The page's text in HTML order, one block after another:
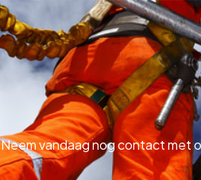
Neem vandaag nog contact met